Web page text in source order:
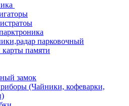
парковочный
памяти
замок
(Чайники, кофеварки,